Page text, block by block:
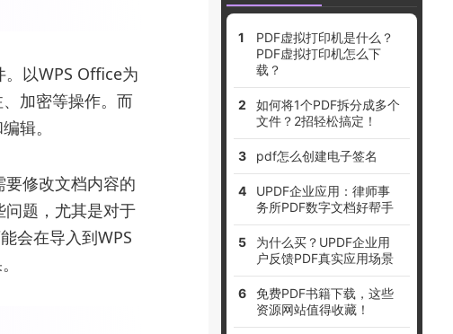
以WPS Office为
加密等操作。而
辑。
修改文档内容的
题，尤其是对于
会在导入到WPS
PDF虚拟打印机是什么？
PDF虚拟打印机怎么下
载？
如何将1个PDF拆分成多个
文件？2招轻松搞定！
pdf怎么创建电子签名
UPDF企业应用：律师事
务所PDF数字文档好帮手
为什么买？UPDF企业用
户反馈PDF真实应用场景
免费PDF书籍下载，这些
资源网站值得收藏！